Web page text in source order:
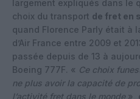
largement expliqués dans le
choix du transport de fret en
quand Florence Parly était à
d’Air France entre 2009 et
passée depuis de 13 à
Boeing 777F. « Ce choix
ne plus avoir la capacité de
l’activité fret dans le monde »,